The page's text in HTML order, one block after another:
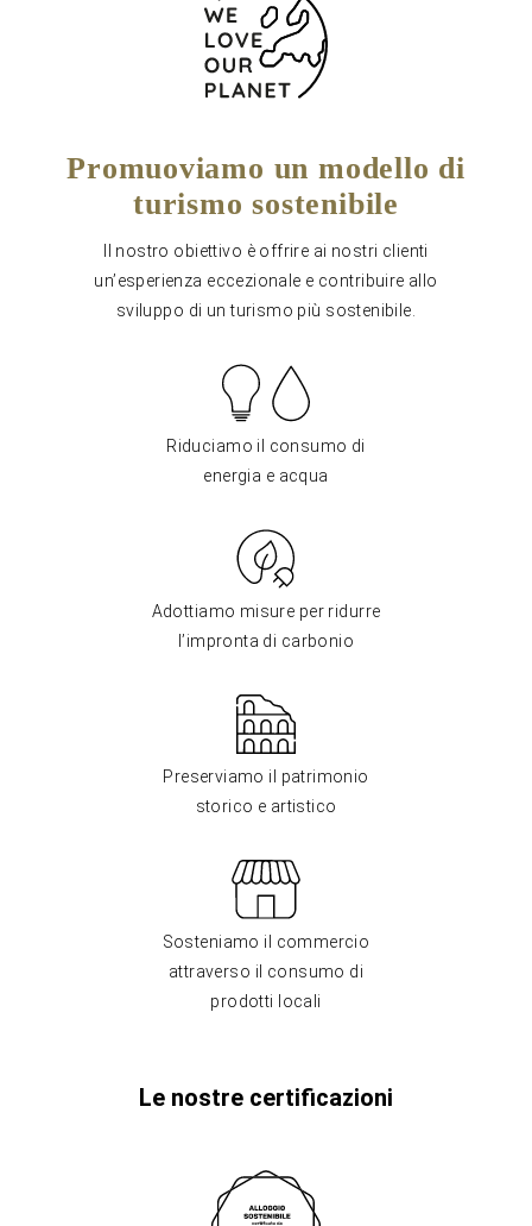
Promuoviamo un modello di
turismo sostenibile
Il nostro obiettivo è offrire ai nostri clienti
un’esperienza eccezionale e contribuire allo
sviluppo di un turismo più sostenibile.
Riduciamo il consumo di
energia e acqua
Adottiamo misure per ridurre
l’impronta di carbonio
Preserviamo il patrimonio
storico e artistico
Sosteniamo il commercio
attraverso il consumo di
prodotti locali
Le nostre certificazioni